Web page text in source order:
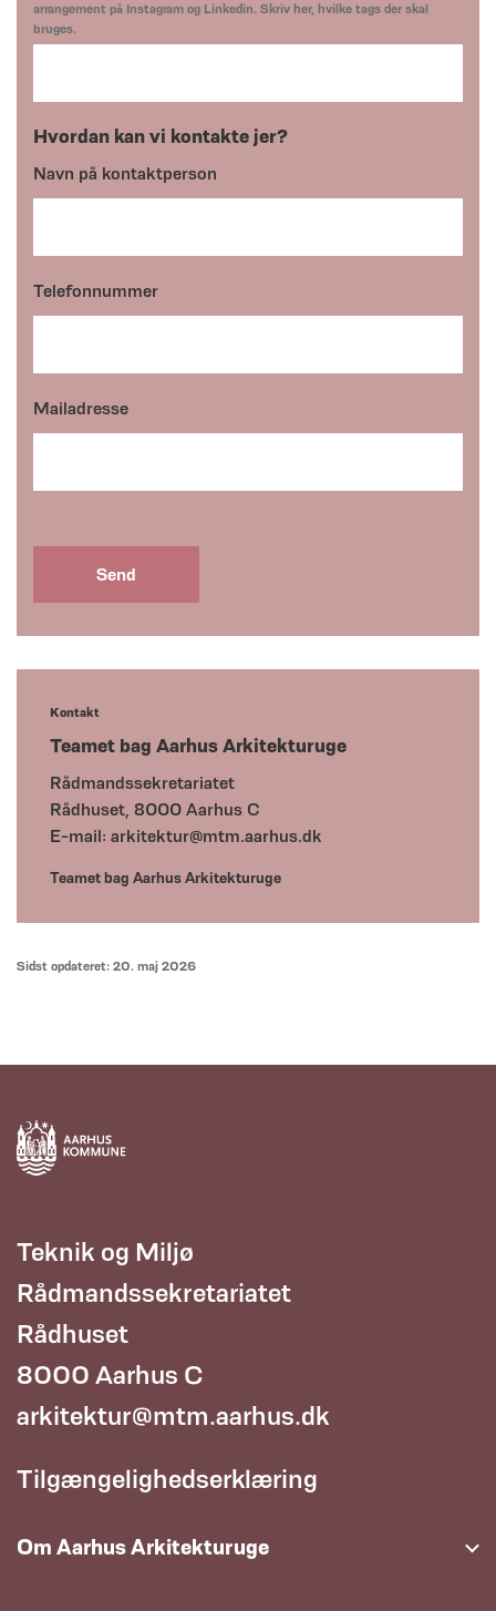
arrangement på Instagram og Linkedin. Skriv her, hvilke tags der skal
bruges.
Hvordan kan vi kontakte jer?
Navn på kontaktperson
Telefonnummer
Mailadresse
Kontakt
Teamet bag Aarhus Arkitekturuge
Rådmandssekretariatet
Rådhuset, 8000 Aarhus C
E-mail: arkitektur@mtm.aarhus.dk
Teamet bag Aarhus Arkitekturuge
Sidst opdateret: 20. maj 2026
Teknik og Miljø
Rådmandssekretariatet
Rådhuset
8000 Aarhus C
arkitektur@mtm.aarhus.dk
Tilgængelighedserklæring
Om Aarhus Arkitekturuge